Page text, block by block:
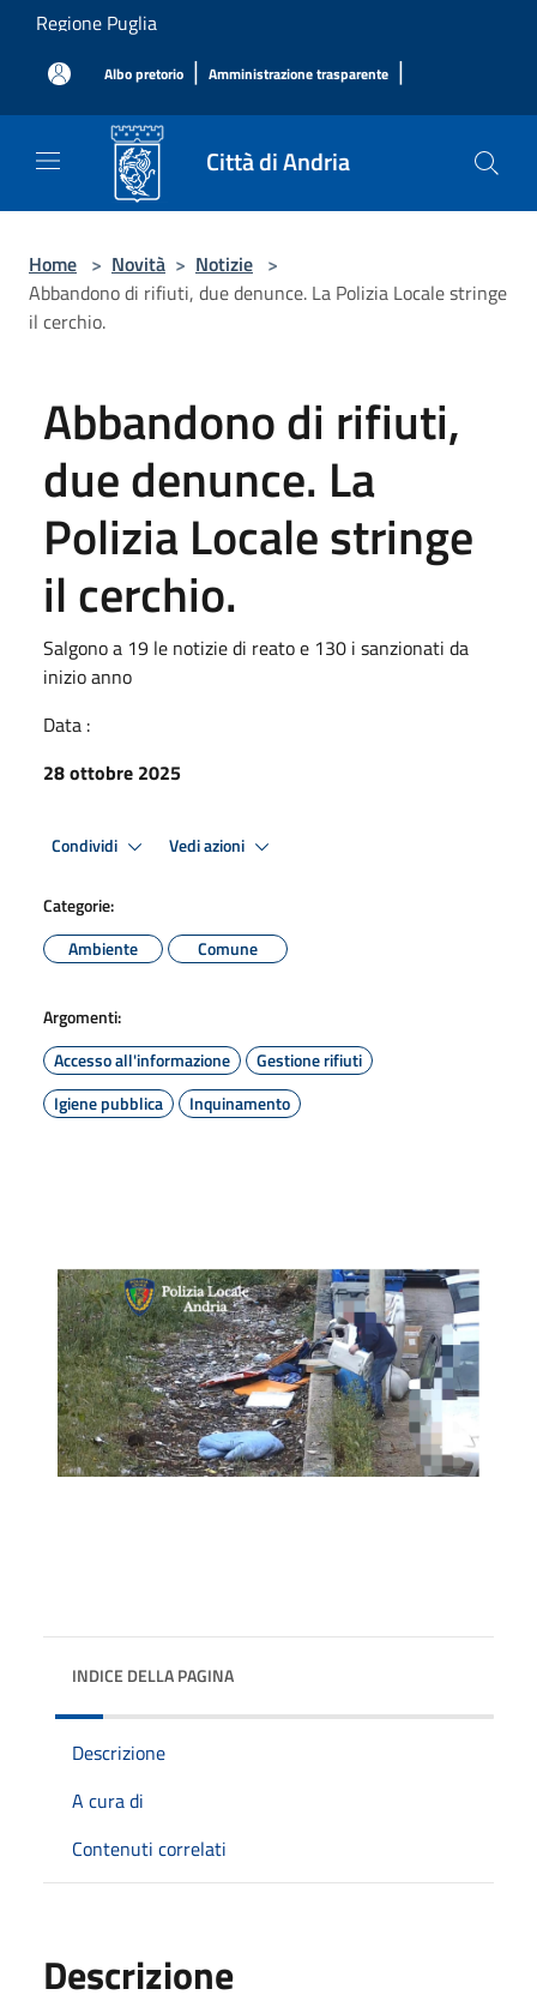
Salta al contenuto principale
Regione Puglia
Albo pretorio | Amministrazione trasparente |
Città di Andria
Home > Novità > Notizie >
Abbandono di rifiuti, due denunce. La Polizia Locale stringe
il cerchio.
Abbandono di rifiuti,
due denunce. La
Polizia Locale stringe
il cerchio.
Salgono a 19 le notizie di reato e 130 i sanzionati da
inizio anno
Data :
28 ottobre 2025
Condividi Vedi azioni
Categorie:
Ambiente
Comune
Argomenti:
Accesso all'informazione
Gestione rifiuti
Igiene pubblica
Inquinamento
INDICE DELLA PAGINA
Descrizione
A cura di
Contenuti correlati
Descrizione